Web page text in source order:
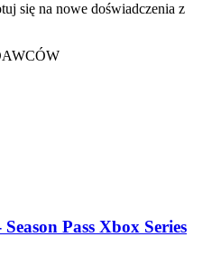
się na nowe doświadczenia z
Pass Xbox Series